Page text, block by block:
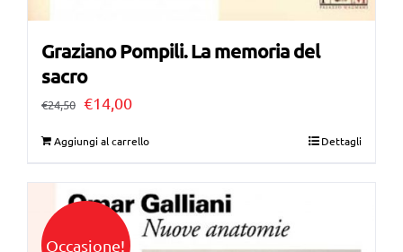
Graziano Pompili. La memoria del
sacro
€24,50 Il
€24,50.
€14,00Il
€14,00.
Aggiungi al carrello Dettagli
Occasione!